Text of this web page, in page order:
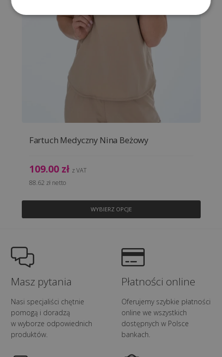
na stronie
Fartuch Medyczny Milena Czarny
109.00
Masz pytania
Nasi specjaliści chętnie
pomogą i doradzą
w wyborze odpowiednich
produktów.
Płatności online
Oferujemy szybkie płatności
online we wszystkich
dostępnych w Polsce
bankach.